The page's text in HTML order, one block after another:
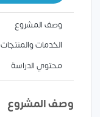
وصف المشروع
الخدمات والمنتجات
محتوي الدراسة
وصف المشروع